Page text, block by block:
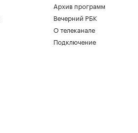
Архив программ
Вечерний РБК
О телеканале
Подключение